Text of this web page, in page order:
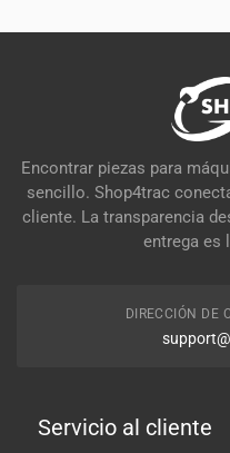
Encontrar piezas para
sencillo. Shop4trac
cliente. La transparencia
entrega es
DIRECCIÓN DE
Servicio al cliente